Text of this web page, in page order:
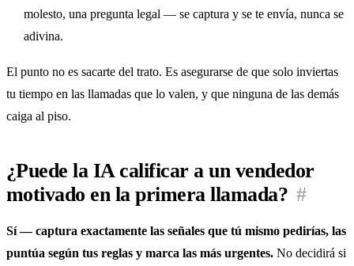
molesto, una pregunta legal — se captura y se te envía, nunca se
adivina.
El punto no es sacarte del trato. Es asegurarse de que solo inviertas
tu tiempo en las llamadas que lo valen, y que ninguna de las demás
caiga al piso.
¿Puede la IA calificar a un vendedor
motivado en la primera llamada? #
Sí — captura exactamente las señales que tú mismo pedirías, las
puntúa según tus reglas y marca las más urgentes. No decidirá si